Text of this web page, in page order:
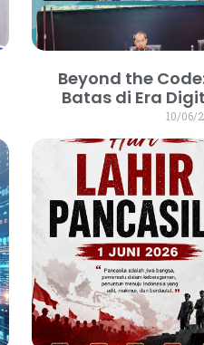
Beyond the
Batas di Era
10/06/